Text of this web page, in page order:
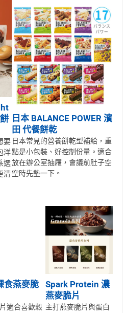
要
洋
選
清
日本 BALANCE POWER 濱
田 代餐餅乾
日本常見的營養餅乾型補給，重
點是小包裝、好控制份量。適合
放在辦公室抽屜，會議前肚子空
空時先墊一下。
食燕麥脆
適合喜歡穀
Spark Protein 濃
燕麥脆片
主打燕麥脆片與蛋白